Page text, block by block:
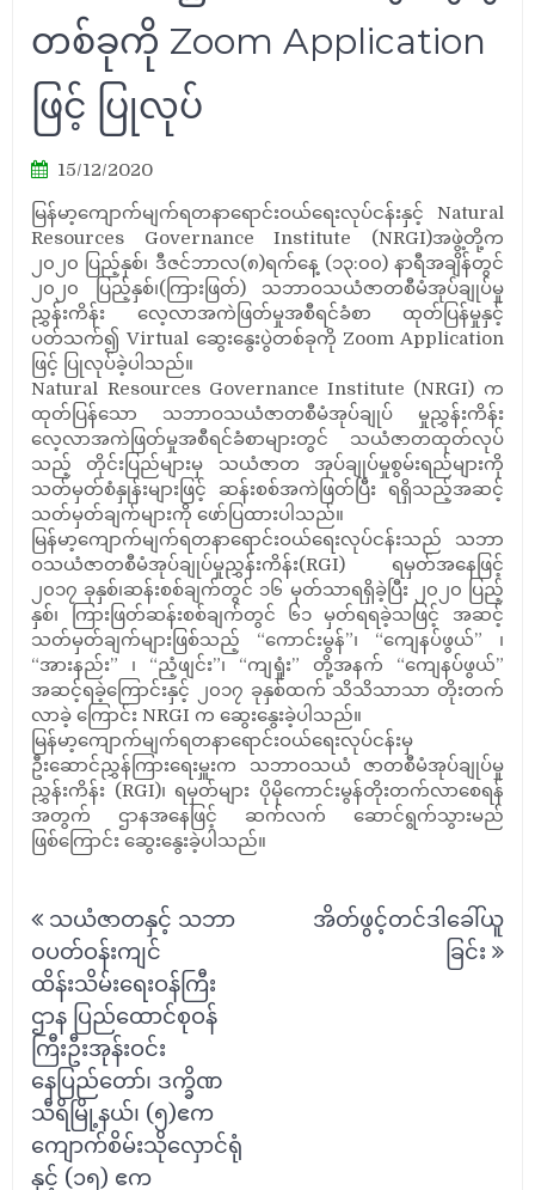
တစ်ခုကို Zoom Application
ဖြင့် ပြုလုပ်
15/12/2020
မြန်မာ့ကျောက်မျက်ရတနာရောင်းဝယ်ရေးလုပ်ငန်းနှင့် Natural
Resources Governance Institute (NRGI)အဖွဲ့တို့က
၂၀၂၀ ပြည့်နှစ်၊ ဒီဇင်ဘာလ(၈)ရက်နေ့ (၁၃:၀၀) နာရီအချိန်တွင်
၂၀၂၀ ပြည့်နှစ်၊(ကြားဖြတ်) သဘာဝသယံဇာတစီမံအုပ်ချုပ်မှု
ညွှန်းကိန်း လေ့လာအကဲဖြတ်မှုအစီရင်ခံစာ ထုတ်ပြန်မှုနှင့်
ပတ်သက်၍ Virtual ဆွေးနွေးပွဲတစ်ခုကို Zoom Application
ဖြင့် ပြုလုပ်ခဲ့ပါသည်။
Natural Resources Governance Institute (NRGI) က
ထုတ်ပြန်သော သဘာဝသယံဇာတစီမံအုပ်ချုပ် မှုညွှန်းကိန်း
လေ့လာအကဲဖြတ်မှုအစီရင်ခံစာများတွင် သယံဇာတထုတ်လုပ်
သည့် တိုင်းပြည်များမှ သယံဇာတ အုပ်ချုပ်မှုစွမ်းရည်များကို
သတ်မှတ်စံနှုန်းများဖြင့် ဆန်းစစ်အကဲဖြတ်ပြီး ရရှိသည့်အဆင့်
သတ်မှတ်ချက်များကို ဖော်ပြထားပါသည်။
မြန်မာ့ကျောက်မျက်ရတနာရောင်းဝယ်ရေးလုပ်ငန်းသည် သဘာ
ဝသယံဇာတစီမံအုပ်ချုပ်မှုညွှန်းကိန်း(RGI) ရမှတ်အနေဖြင့်
၂၀၁၇ ခုနှစ်၊ဆန်းစစ်ချက်တွင် ၁၆ မှတ်သာရရှိခဲ့ပြီး ၂၀၂၀ ပြည့်
နှစ်၊ ကြားဖြတ်ဆန်းစစ်ချက်တွင် ၆၁ မှတ်ရရခဲ့သဖြင့် အဆင့်
သတ်မှတ်ချက်များဖြစ်သည့် “ကောင်းမွန်”၊ “ကျေနပ်ဖွယ်” ၊
“အားနည်း” ၊ “ညံ့ဖျင်း”၊ “ကျရှုံး” တို့အနက် “ကျေနပ်ဖွယ်”
အဆင့်ရခဲ့ကြောင်းနှင့် ၂၀၁၇ ခုနှစ်ထက် သိသိသာသာ တိုးတက်
လာခဲ့ ကြောင်း NRGI က ဆွေးနွေးခဲ့ပါသည်။
မြန်မာ့ကျောက်မျက်ရတနာရောင်းဝယ်ရေးလုပ်ငန်းမှ
ဦးဆောင်ညွှန်ကြားရေးမှူးက သဘာဝသယံ ဇာတစီမံအုပ်ချုပ်မှု
ညွှန်းကိန်း (RGI)၊ ရမှတ်များ ပိုမိုကောင်းမွန်တိုးတက်လာစေရန်
အတွက် ဌာနအနေဖြင့် ဆက်လက် ဆောင်ရွက်သွားမည်
ဖြစ်ကြောင်း ဆွေးနွေးခဲ့ပါသည်။
Post
navigation
သယံဇာတနှင့် သဘာ
ဝပတ်ဝန်းကျင်
ထိန်းသိမ်းရေးဝန်ကြီး
ဌာန ပြည်ထောင်စုဝန်
ကြီးဦးအုန်းဝင်း
နေပြည်တော်၊ ဒက္ခိဏ
သီရိမြို့နယ်၊ (၅)ဧက
ကျောက်စိမ်းသိုလှောင်ရုံ
နှင့် (၁၅) ဧက
အိတ်ဖွင့်တင်ဒါခေါ်ယူ
ခြင်း